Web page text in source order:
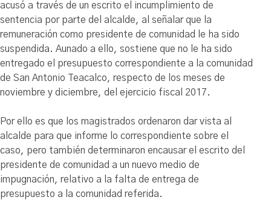
acusó a través de un escrito el incumplimiento de
sentencia por parte del alcalde, al señalar que la
remuneración como presidente de comunidad le ha sido
suspendida. Aunado a ello, sostiene que no le ha sido
entregado el presupuesto correspondiente a la comunidad
de San Antonio Teacalco, respecto de los meses de
noviembre y diciembre, del ejercicio fiscal 2017.
Por ello es que los magistrados ordenaron dar vista al
alcalde para que informe lo correspondiente sobre el
caso, pero también determinaron encausar el escrito del
presidente de comunidad a un nuevo medio de
impugnación, relativo a la falta de entrega de
presupuesto a la comunidad referida.